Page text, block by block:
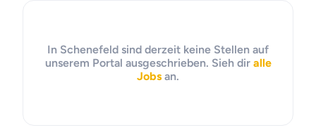
In Schenefeld sind derzeit keine Stellen auf
unserem Portal ausgeschrieben. Sieh dir alle
Jobs an.